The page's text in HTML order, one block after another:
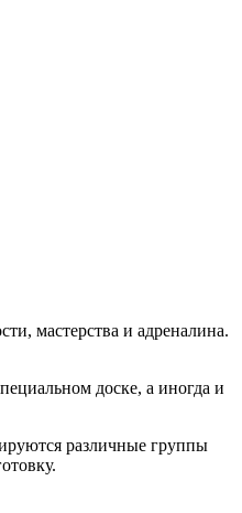
мастерства и адреналина.
доске, а иногда и
различные группы